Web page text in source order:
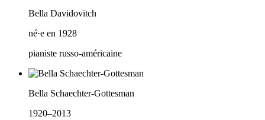
Bella Davidovitch
né·e en 1928
pianiste russo-américaine
Bella Schaechter-Gottesman
1920–2013